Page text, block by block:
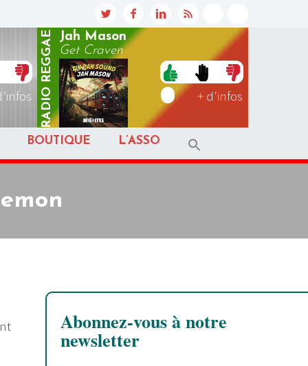
RADIO
REGGAE
Jah Mason
Get Craven
+ d'infos
BOUTIQUE L’ASSO
Abonnez-vous à notre
newsletter